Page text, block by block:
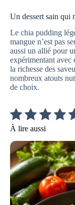
Un dessert sain qui
Le chia pudding
mangue n’est pas
aussi un allié pour
expérimentant avec
la richesse des
nombreux atouts
de choix.
À lire aussi